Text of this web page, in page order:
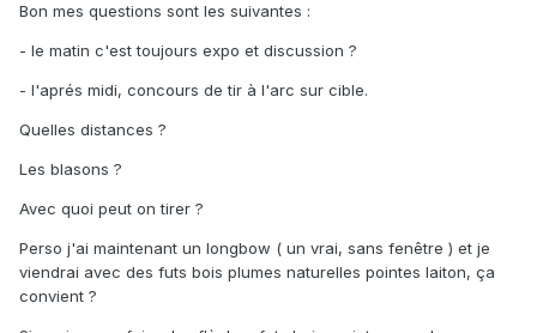
Bon mes questions sont les suivantes :
- le matin c'est toujours expo et discussion ?
- l'aprés midi, concours de tir à l'arc sur cible.
Quelles distances ?
Les blasons ?
Avec quoi peut on tirer ?
Perso j'ai maintenant un longbow ( un vrai, sans fenêtre ) et je
viendrai avec des futs bois plumes naturelles pointes laiton, ça
convient ?